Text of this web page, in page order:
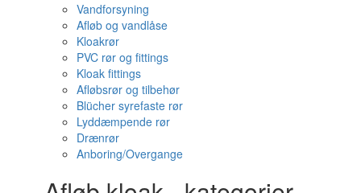
Vandforsyning
Afløb og vandlåse
Kloakrør
PVC rør og fittings
Kloak fittings
Afløbsrør og tilbehør
Blücher syrefaste rør
Lyddæmpende rør
Drænrør
Anboring/Overgange